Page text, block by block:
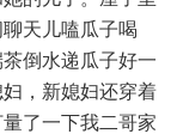
天儿嗑瓜子喝
倒水递瓜子好一
，新媳妇还穿着
了一下我二哥家